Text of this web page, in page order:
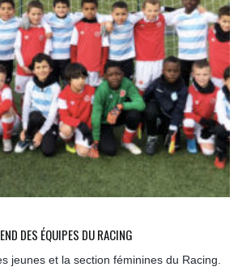
DES ÉQUIPES DU RACING
jeunes et la section féminines du Racing.